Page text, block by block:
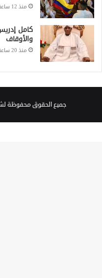
منذ 12 ساعة
كامل
والأوقاف
منذ 20 ساعة
جميع الحقوق محفوظة لشبكة